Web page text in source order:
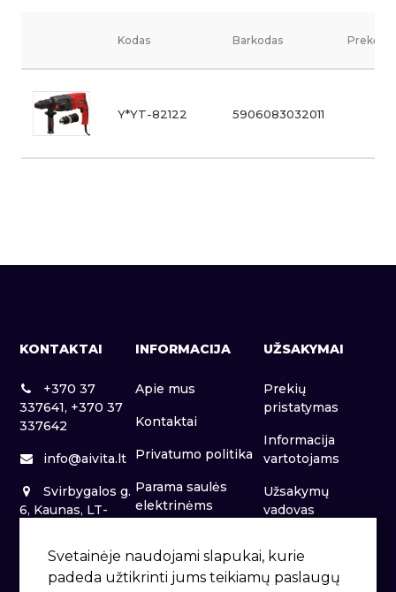
Kodas Barkodas Prekės
Y*YT-82122 5906083032011
KONTAKTAI
+370 37
337641, +370 37
337642
info@aivita.lt
Svirbygalos g.
6, Kaunas, LT-
INFORMACIJA
Apie mus
Kontaktai
Privatumo politika
Parama saulės
elektrinėms
UŽSAKYMAI
Prekių
pristatymas
Informacija
vartotojams
Užsakymų
vadovas
Svetainėje naudojami slapukai, kurie
padeda užtikrinti jums teikiamų paslaugų